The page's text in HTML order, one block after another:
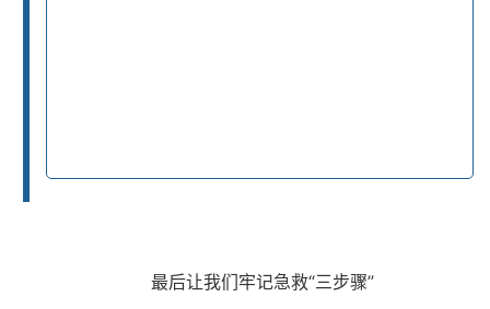
最后让我们牢记急救“三步骤”